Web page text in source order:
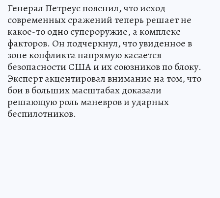
Генерал Петреус пояснил, что исход
современных сражений теперь решает не
какое-то одно супероружие, а комплекс
факторов. Он подчеркнул, что увиденное в
зоне конфликта напрямую касается
безопасности США и их союзников по блоку.
Эксперт акцентировал внимание на том, что
бои в больших масштабах доказали
решающую роль маневров и ударных
беспилотников.